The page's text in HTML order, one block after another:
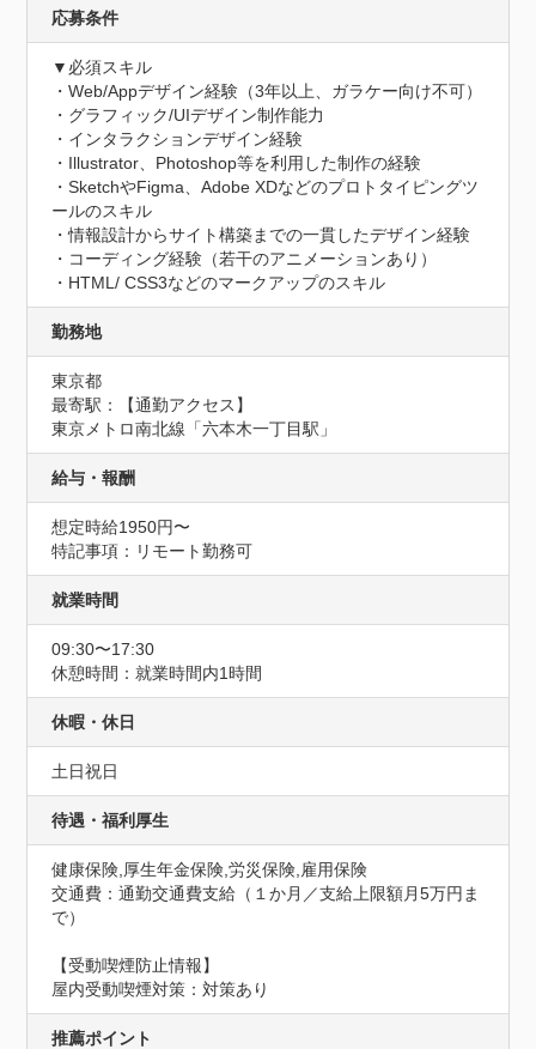
応募条件
▼必須スキル
・Web/Appデザイン経験（3年以上、ガラケー向け不可）
・グラフィック/UIデザイン制作能力
・インタラクションデザイン経験
・Illustrator、Photoshop等を利用した制作の経験
・SketchやFigma、Adobe XDなどのプロトタイピングツ
ールのスキル
・情報設計からサイト構築までの一貫したデザイン経験
・コーディング経験（若干のアニメーションあり）
・HTML/ CSS3などのマークアップのスキル
勤務地
東京都
最寄駅：【通勤アクセス】
東京メトロ南北線「六本木一丁目駅」
給与・報酬
想定時給1950円〜
特記事項：リモート勤務可
就業時間
09:30〜17:30
休憩時間：就業時間内1時間
休暇・休日
土日祝日
待遇・福利厚生
健康保険,厚生年金保険,労災保険,雇用保険
交通費：通勤交通費支給（１か月／支給上限額月5万円ま
で）
【受動喫煙防止情報】
屋内受動喫煙対策：対策あり
推薦ポイント